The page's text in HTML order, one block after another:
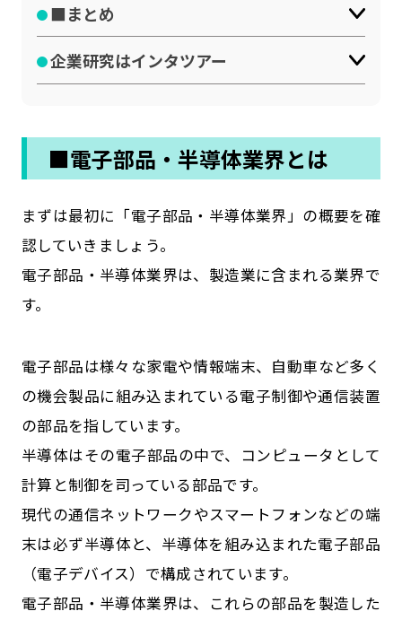
■まとめ
企業研究はインタツアー
■電子部品・半導体業界とは
まずは最初に「電子部品・半導体業界」の概要を確
認していきましょう。
電子部品・半導体業界は、製造業に含まれる業界で
す。
電子部品は様々な家電や情報端末、自動車など多く
の機会製品に組み込まれている電子制御や通信装置
の部品を指しています。
半導体はその電子部品の中で、コンピュータとして
計算と制御を司っている部品です。
現代の通信ネットワークやスマートフォンなどの端
末は必ず半導体と、半導体を組み込まれた電子部品
（電子デバイス）で構成されています。
電子部品・半導体業界は、これらの部品を製造した